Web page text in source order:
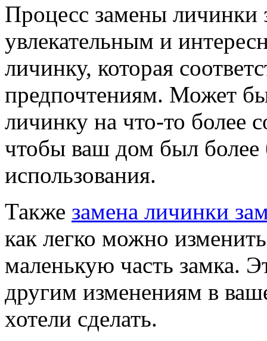
Процесс замены личинки
увлекательным и
личинку, которая
предпочтениям. Может
личинку на что-то более
чтобы ваш дом был
использования.
Также замена личинки
как легко можно
маленькую часть замка.
другим изменениям в
хотели сделать.